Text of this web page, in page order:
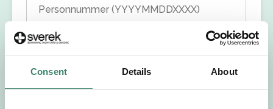
Consent Details About
Personnummer (YYYYMMDDXXXX)
Förnamn